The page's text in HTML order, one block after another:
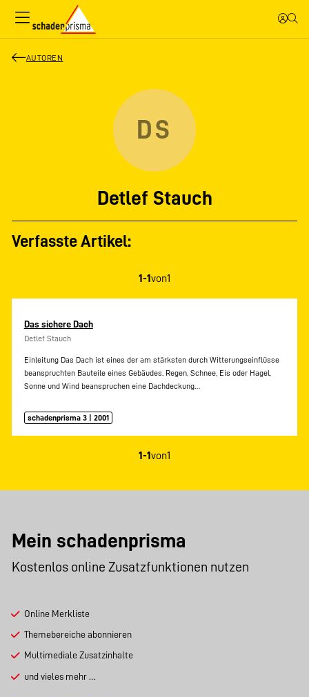
AUTOREN
DS
Detlef Stauch
Verfasste Artikel:
1-1von1
Das sichere Dach
Detlef Stauch
Einleitung Das Dach ist eines der am stärksten durch Witterungseinflüsse
beanspruchten Bauteile eines Gebäudes. Regen, Schnee, Eis oder Hagel,
Sonne und Wind beanspruchen eine Dachdeckung…
schadenprisma 3 | 2001
1-1von1
Mein schadenprisma
Kostenlos online Zusatzfunktionen nutzen
Online Merkliste
Themebereiche abonnieren
Multimediale Zusatzinhalte
und vieles mehr …